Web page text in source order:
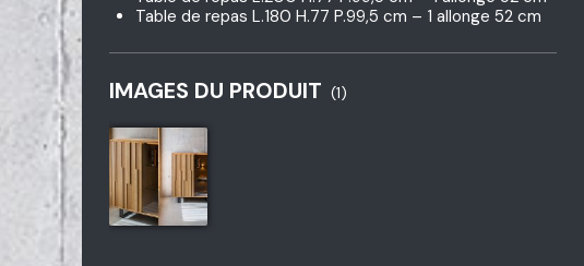
Table de repas L.180 H.77 P.99,5 cm – 1 allonge 52 cm
IMAGES DU PRODUIT (1)